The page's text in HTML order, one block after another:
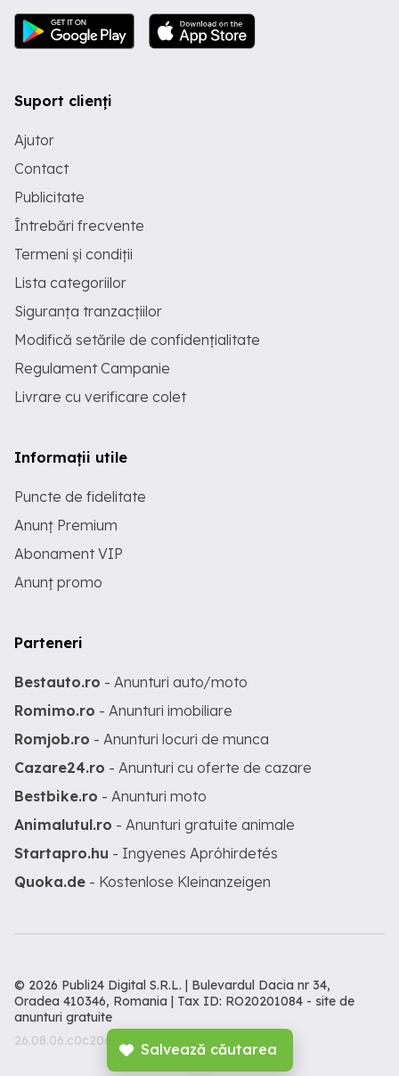
Salvează căutarea
Suport clienți
Ajutor
Contact
Publicitate
Întrebări frecvente
Termeni și condiții
Lista categoriilor
Siguranța tranzacțiilor
Modifică setările de confidențialitate
Regulament Campanie
Livrare cu verificare colet
Informații utile
Puncte de fidelitate
Anunț Premium
Abonament VIP
Anunț promo
Parteneri
Bestauto.ro - Anunturi auto/moto
Romimo.ro - Anunturi imobiliare
Romjob.ro - Anunturi locuri de munca
Cazare24.ro - Anunturi cu oferte de cazare
Bestbike.ro - Anunturi moto
Animalutul.ro - Anunturi gratuite animale
Startapro.hu - Ingyenes Apróhirdetés
Quoka.de - Kostenlose Kleinanzeigen
© 2026 Publi24 Digital S.R.L. | Bulevardul Dacia nr 34,
Oradea 410346, Romania | Tax ID: RO20201084 - site de
anunturi gratuite
26.08.06.c0c206c